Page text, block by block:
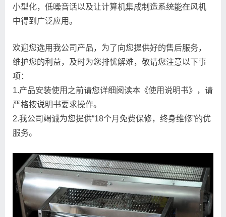
小型化，低噪音话以及让计算机集成制造系统能在风机
中得到广泛应用。
欢迎您选用我公司产品，为了向您提供好的售后服务，
维护您的利益，及时为您排忧解难，敬请您注意以下事
项：
1.产品安装使用之前请您详细阅读本《使用说明书》，请
严格按说明书要求操作。
2.我公司竭诚为您提供“18个月免费保修，终身维修”的优
服务。